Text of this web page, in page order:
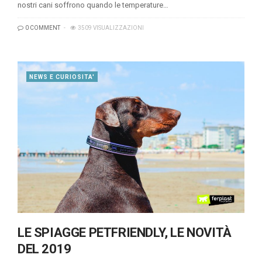
nostri cani soffrono quando le temperature…
0 COMMENT 3509 VISUALIZZAZIONI
NEWS E CURIOSITA'
LE SPIAGGE PETFRIENDLY, LE NOVITÀ
DEL 2019